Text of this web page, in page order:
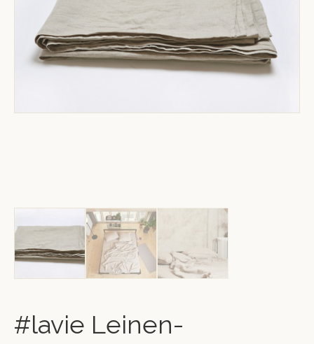
#lavie Leinen-